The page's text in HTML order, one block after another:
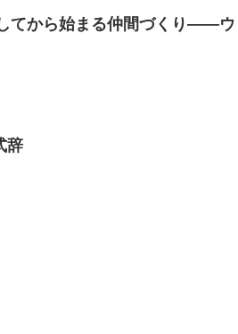
てから始まる仲間づくり――
辞